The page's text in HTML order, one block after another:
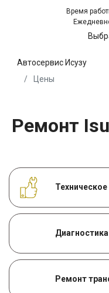
Время
Автосервис Исузу
Цены
Ремонт
Диагностика
Ремонт